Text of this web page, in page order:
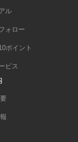
ル
ォロー
ポイント
ビス